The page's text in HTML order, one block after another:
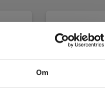
Om